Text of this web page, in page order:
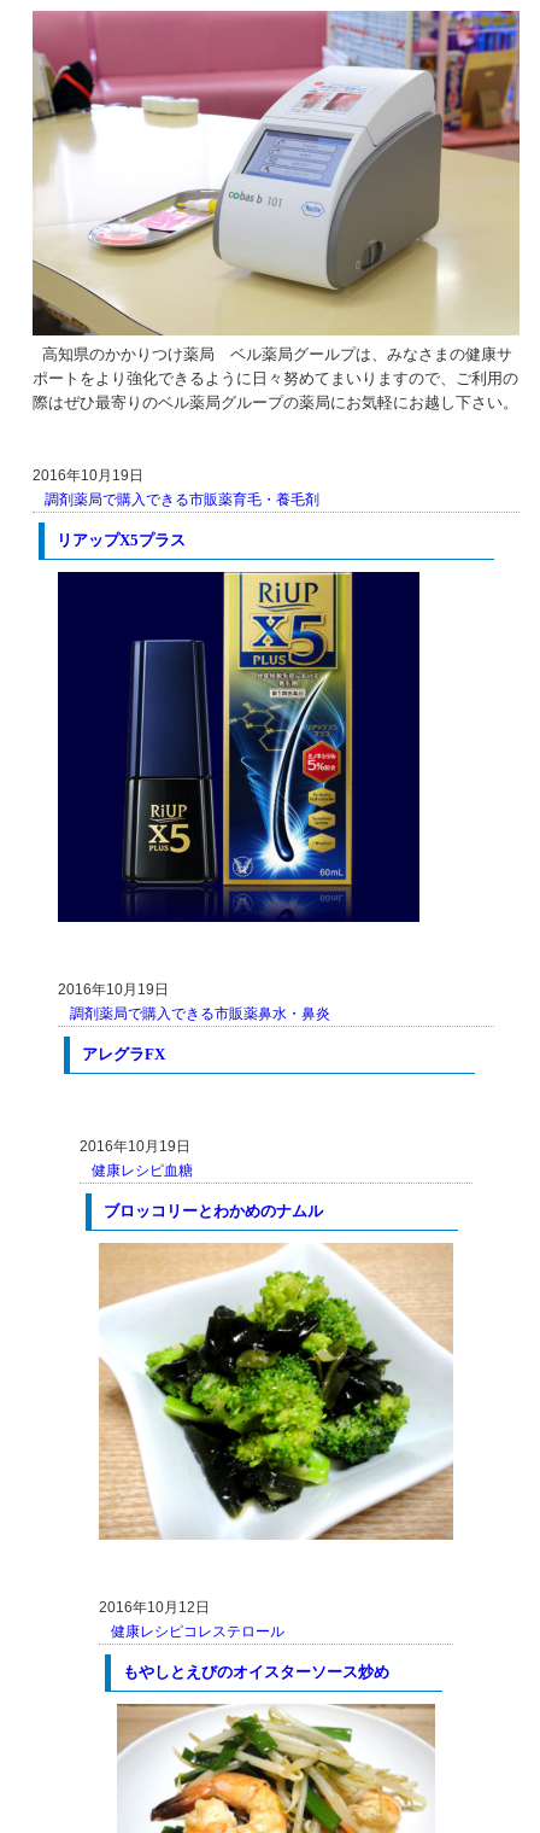
高知県のかかりつけ薬局 ベル薬局グールプは、みなさまの健康サ
ポートをより強化できるように日々努めてまいりますので、ご利用の
際はぜひ最寄りのベル薬局グループの薬局にお気軽にお越し下さい。
2016年10月19日
調剤薬局で購入できる市販薬育毛・養毛剤
リアップX5プラス
2016年10月19日
調剤薬局で購入できる市販薬鼻水・鼻炎
アレグラFX
2016年10月19日
健康レシピ血糖
ブロッコリーとわかめのナムル
2016年10月12日
健康レシピコレステロール
もやしとえびのオイスターソース炒め